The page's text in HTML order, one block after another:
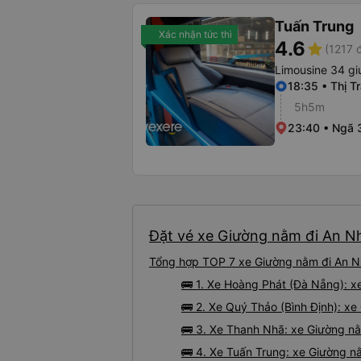
Xác nhận tức thì Tuấn Trung
4.6star (1217
Limousine 34
18:35 • Thị
5h5m
23:40 • Ngã
Đặt vé xe Giường nằm đi An
Tổng hợp TOP 7 xe Giường nằm đi An
🚌 1. Xe Hoàng Phát (Đà Nẵng):
🚌 2. Xe Quý Thảo (Bình Định):
🚌 3. Xe Thanh Nhã: xe Giường
🚌 4. Xe Tuấn Trung: xe Giường